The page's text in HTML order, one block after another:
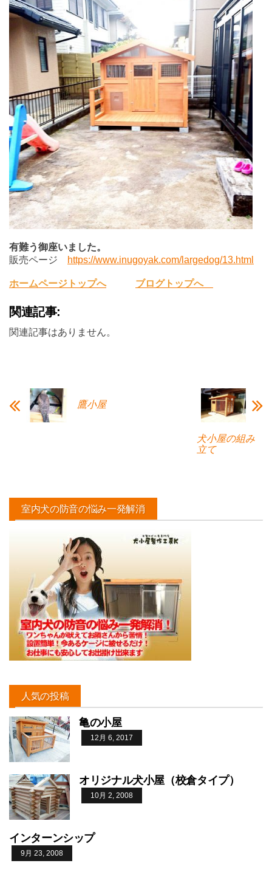
有難う御座いました。
販売ページ
https://www.inugoyak.com/largedog/13.html
ホームページトップへ ブログトップへ
関連記事:
関連記事はありません。
鷹小屋
犬小屋の組み
立て
室内犬の防音の悩み一発解消
人気の投稿
亀の小屋
12月 6, 2017
オリジナル犬小屋（校倉タイプ）
10月 2, 2008
インターンシップ
9月 23, 2008